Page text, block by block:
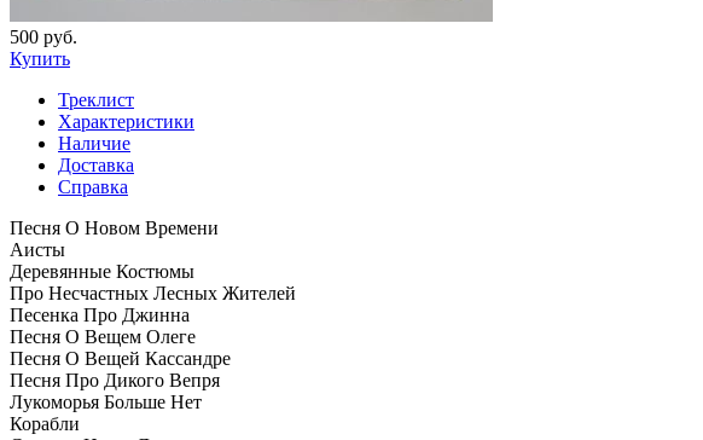
500 руб.
Купить
Треклист
Характеристики
Наличие
Доставка
Справка
Песня О Новом Времени
Аисты
Деревянные Костюмы
Про Несчастных Лесных Жителей
Песенка Про Джинна
Песня О Вещем Олеге
Песня О Вещей Кассандре
Песня Про Дикого Вепря
Лукоморья Больше Нет
Корабли